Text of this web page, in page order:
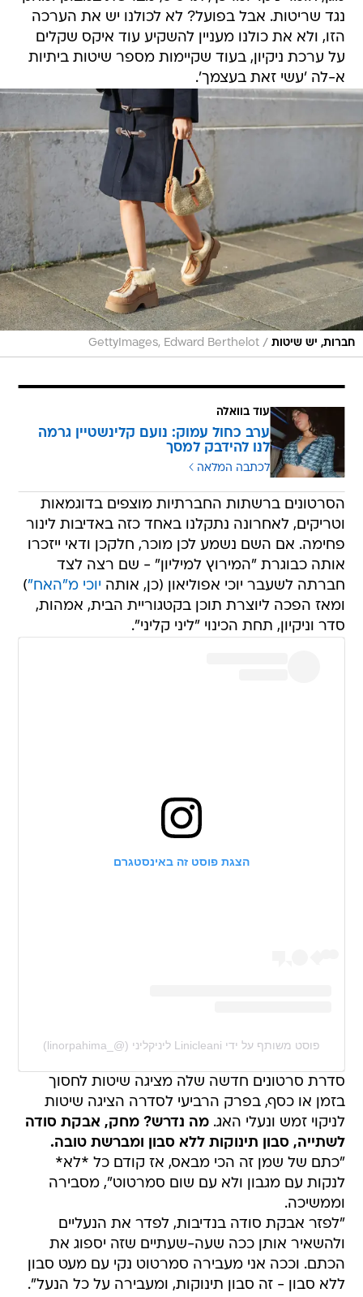
נגד שריטות. אבל בפועל? לא לכולנו יש את הערכה
הזו, ולא את כולנו מעניין להשקיע עוד איקס שקלים
על ערכת ניקיון, בעוד שקיימות מספר שיטות ביתיות
א-לה 'עשי זאת בעצמך'.
חברות, יש שיטות /
GettyImages, Edward Berthelot
עוד בוואלה
ערב כחול עמוק: נועם קלינשטיין גרמה
לנו להידבק למסך
לכתבה המלאה
הסרטונים ברשתות החברתיות מוצפים בדוגמאות
וטריקים, לאחרונה נתקלנו באחד כזה באדיבות לינור
פחימה. אם השם נשמע לכן מוכר, חלקכן ודאי ייזכרו
אותה כבוגרת "המירוץ למיליון" - שם רצה לצד
חברתה לשעבר יוכי אפוליאון (כן, אותה יוכי מ"האח")
ומאז הפכה ליוצרת תוכן בקטגוריית הבית, אמהות,
סדר וניקיון, תחת הכינוי "ליני קליני".
הצגת פוסט זה באינסטגרם
פוסט משותף על ידי ‏‎Linicleani ליניקליני‎‏ (@‏‎linorpahima_‎‏)
סדרת סרטונים חדשה שלה מציגה שיטות לחסוך
בזמן או כסף, בפרק הרביעי לסדרה הציגה שיטות
לניקוי זמש ונעלי האג.מה נדרש? מחק, אבקת סודה
לשתייה, סבון תינוקות ללא סבון ומברשת טובה.
"כתם של שמן זה הכי מבאס, אז קודם כל *לא*
לנקות עם מגבון ולא עם שום סמרטוט", מסבירה
וממשיכה.
"לפזר אבקת סודה בנדיבות, לפדר את הנעליים
ולהשאיר אותן ככה שעה-שעתיים שזה יספוג את
הכתם. וככה אני מעבירה סמרטוט נקי עם מעט סבון
ללא סבון - זה סבון תינוקות, ומעבירה על כל הנעל".